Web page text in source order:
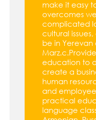
make it easy
overcomes
complicated
cultural
be in
education to
create a
human
and
practical
language